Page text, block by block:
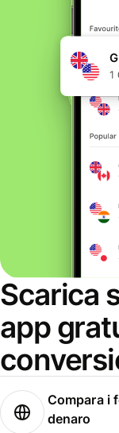
Scarica
app
Compara i
denaro